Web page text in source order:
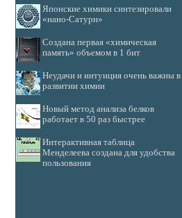
Японские химики синтезировали
«нано-Сатурн»
Создана первая «химическая
память» объемом в 1 бит
Неудачи и интуиция очень важны в
развитии химии
Новый метод анализа белков
работает в 50 раз быстрее
Интерактивная таблица
Менделеева создана для удобства
пользования